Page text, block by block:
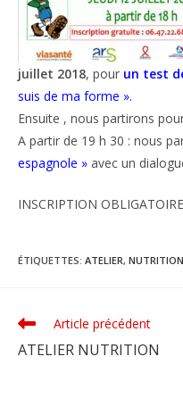
juillet 2018, pour un test
suis de ma forme ».
Ensuite , nous partirons
A partir de 19 h 30 : nous
espagnole » avec un
INSCRIPTION
ÉTIQUETTES: ATELIER, NUTRITION
Read
articles
Article précédent
ATELIER NUTRITION